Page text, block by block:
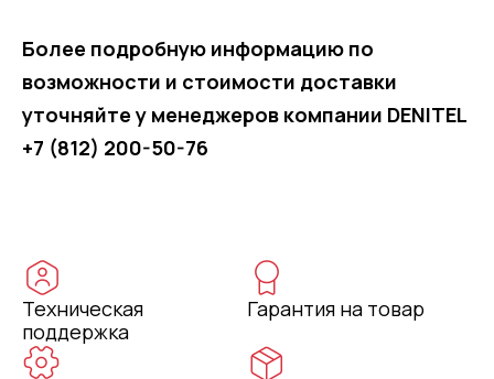
Более подробную информацию по
возможности и стоимости доставки
уточняйте у менеджеров компании DENITEL
+7 (812) 200-50-76
Техническая
поддержка
Гарантия на товар